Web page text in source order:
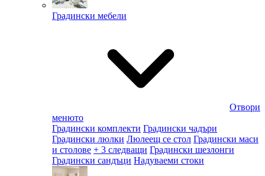
Градински мебели
Отвори
менюто
Градински комплекти Градински чадъри
Градински люлки Люлеещ се стол Градински маси
и столове + 3 следващи Градински шезлонги
Градински сандъци Надуваеми стоки